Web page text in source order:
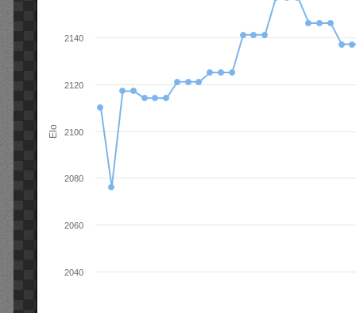
Elo
2040
2060
2080
2100
2120
2140